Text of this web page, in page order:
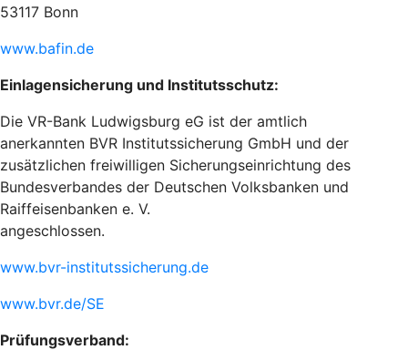
53117 Bonn
www.bafin.de
Einlagensicherung und Institutsschutz:
Die VR-Bank Ludwigsburg eG ist der amtlich
anerkannten BVR Institutssicherung GmbH und der
zusätzlichen freiwilligen Sicherungseinrichtung des
Bundesverbandes der Deutschen Volksbanken und
Raiffeisenbanken e. V.
angeschlossen.
www.bvr-institutssicherung.de
www.bvr.de/SE
Prüfungsverband: